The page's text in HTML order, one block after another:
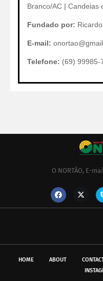
Branco/AC | Candeias
Fundado por:
E-mail:
Telefone: (69) 99985-
O NORTÃO, E-
HOME ABOUT